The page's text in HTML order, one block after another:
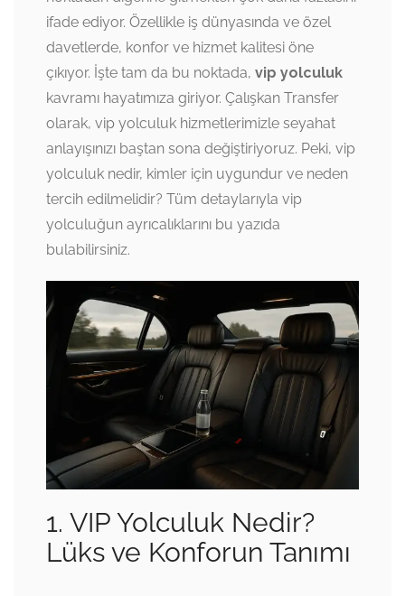
ifade ediyor. Özellikle iş dünyasında ve özel
davetlerde, konfor ve hizmet kalitesi öne
çıkıyor. İşte tam da bu noktada, vip yolculuk
kavramı hayatımıza giriyor. Çalışkan Transfer
olarak, vip yolculuk hizmetlerimizle seyahat
anlayışınızı baştan sona değiştiriyoruz. Peki, vip
yolculuk nedir, kimler için uygundur ve neden
tercih edilmelidir? Tüm detaylarıyla vip
yolculuğun ayrıcalıklarını bu yazıda
bulabilirsiniz.
1. VIP Yolculuk Nedir?
Lüks ve Konforun Tanımı